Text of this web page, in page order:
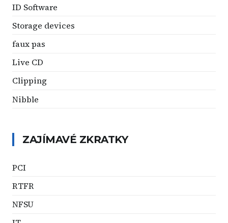
ID Software
Storage devices
faux pas
Live CD
Clipping
Nibble
ZAJÍMAVÉ ZKRATKY
PCI
RTFR
NFSU